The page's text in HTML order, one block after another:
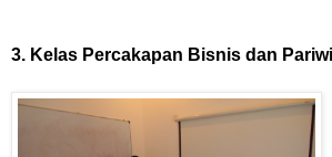
3. Kelas Percakapan Bisnis dan